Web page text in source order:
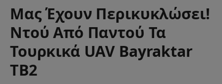
Μας Έχουν Περικυκλώσει!
Ντού Από Παντού Τα
Τουρκικά UAV Bayraktar
TB2